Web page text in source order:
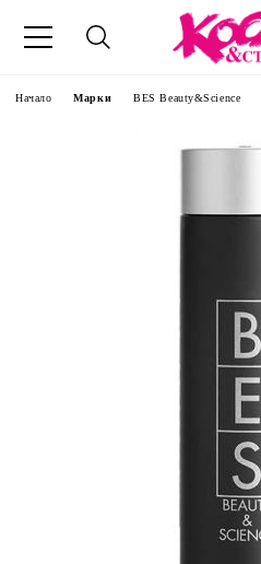
Начало Марки BES Beauty&Science